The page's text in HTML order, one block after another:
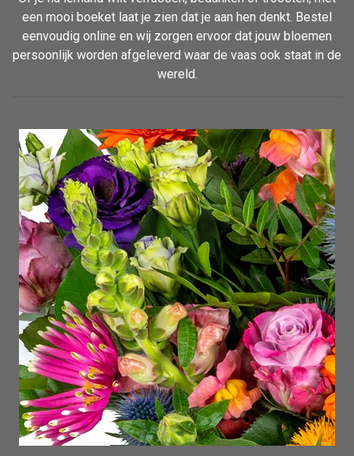
een mooi boeket laat je zien dat je aan hen denkt. Bestel
eenvoudig online en wij zorgen ervoor dat jouw bloemen
persoonlijk worden afgeleverd waar de vaas ook staat in de
wereld.